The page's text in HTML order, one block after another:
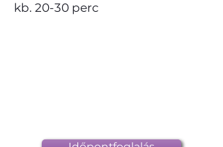
kb. 20-30 perc